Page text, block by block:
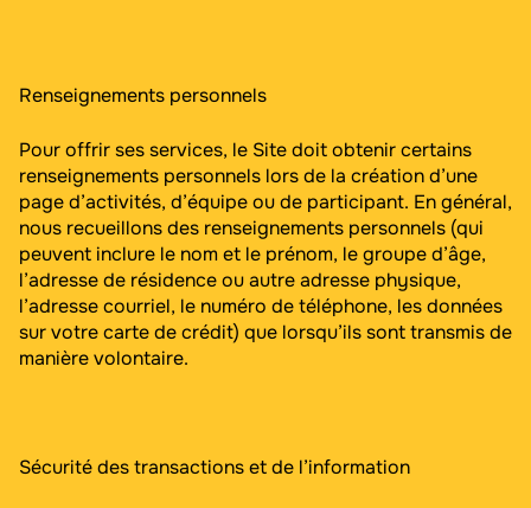
Renseignements personnels
Pour offrir ses services, le Site doit obtenir certains
renseignements personnels lors de la création d’une
page d’activités, d’équipe ou de participant. En général,
nous recueillons des renseignements personnels (qui
peuvent inclure le nom et le prénom, le groupe d’âge,
l’adresse de résidence ou autre adresse physique,
l’adresse courriel, le numéro de téléphone, les données
sur votre carte de crédit) que lorsqu’ils sont transmis de
manière volontaire.
Sécurité des transactions et de l’information